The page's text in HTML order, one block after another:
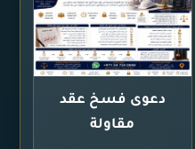
دعوى فسخ عقد
مقاولة